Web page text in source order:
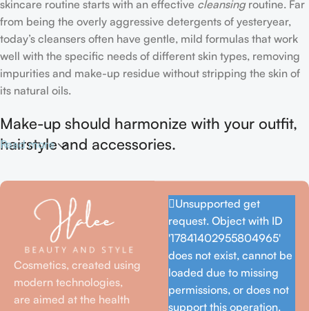
skincare routine starts with an effective cleansingroutine. Far
from being the overly aggressive detergents of yesteryear,
today’s cleansers often have gentle, mild formulas that work
well with the specific needs of different skin types, removing
impurities and make-up residue without stripping the skin of
its natural oils.
Make-up should harmonize with your outfit,
hairstyle and accessories.
our specialty is French pharmacy skincare. These were the
first brands we worked with and we continue to identify with
their ethos–for us, there’s nothing better than gentle skincare
products that focus on resolving skin concerns without
disrupting the skin barrier.
If you’re looking to replenish your skincare stash with French
Read more
Cosmetics, created using
modern technologies,
are aimed at the health
Unsupported get
request. Object with ID
'17841402955804965'
does not exist, cannot be
loaded due to missing
permissions, or does not
support this operation.